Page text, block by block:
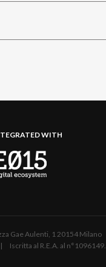
WITH
Gae Aulenti, 1 20154
al R.E.A. al n°1096149.